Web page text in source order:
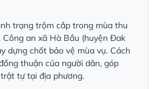
trạng trộm cắp trong mùa thu
Công an xã Hà Bầu (huyện Đak
dựng chốt bảo vệ mùa vụ. Cách
thuận của người dân, góp
tự tại địa phương.